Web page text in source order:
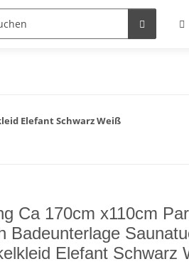
Elefant Schwarz Weiß
Ca 170cm x110cm
Badeunterlage
Elefant Schwarz